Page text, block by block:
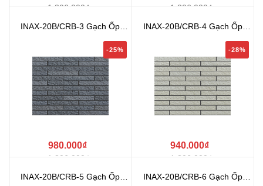
1.306.000₫
1.306.000₫
INAX-20B/CRB-3 Gạch Ốp
-25%
980.000₫
1.306.000₫
INAX-20B/CRB-4 Gạch Ốp
-28%
940.000₫
1.306.000₫
INAX-20B/CRB-5 Gạch Ốp
INAX-20B/CRB-6 Gạch Ốp